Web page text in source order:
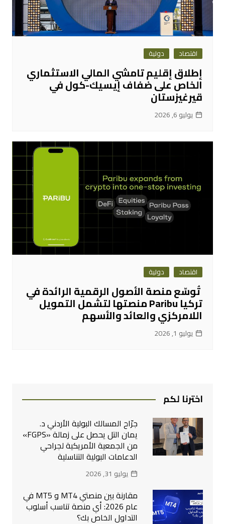
اقتصاد دولية
إطلاق إقليم تامشي المالي الاستثماري
الخاص على ضفاف إيسيك-كول في
قيرغيزستان
يوليو 6, 2026
اقتصاد دولية
تُوسّع منصة الأصول الرقمية الرائدة في
تركيا Paribu منصتها لتشمل التمويل
اللامركزي والعائد والأسهم
يوليو 1, 2026
اخترنا لكم
جرّاح المسالك البولية الأردني د.
يمان التل يحصل على زمالة «FGPS»
من الجمعية الأمريكية لجراحي
الدعامات البولية التناسلية
يوليو 31, 2026
مقارنة بين منصتي MT4 و MT5 في
عام 2026: أي منصة تناسب أسلوب
التداول الخاص بك؟